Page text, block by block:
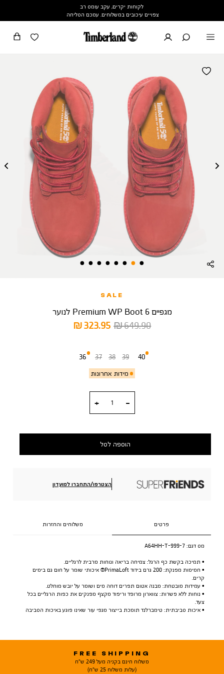
לקוחות יקרים, עקב עומס רב
צפויים עיכובים במשלוחים. עמכם הסליחה
SALE
מגפיים 6 Premium WP Boot לנוער
מחיר
323.95 ₪
מחיר
649.90 ₪
36
מידות אחרונות
37 38 39 40
הוספה לסל
הצטרפו/התחברו למועדון
פרטים משלוחים והחזרות
מס דגם: A64HH-T-999-7
• תמיכה בקשת כף הרגל: צמיחה בריאה ונוחות מרבית לרגליים.
• חמימות מפנקת: 200 גרם בידוד PrimaLoft® איכותי שומר על חום גם בימים
קרים.
• עמידות מובטחת: מבנה אטום תפרים דוחה מים ושומר על יובש מוחלט.
• נוחות ללא פשרות: צווארון מרופד וריפוד מקצף מפנקים את כפות הרגליים בכל
צעד.
• איכות סביבתית: טימברלנד תומכת בייצור מגפי עור שאינו פוגע באיכות הסביבה
FREE SHIPPING
משלוח חינם בקניה מעל 249 ש"ח
(עלות משלוח 25 ש"ח)